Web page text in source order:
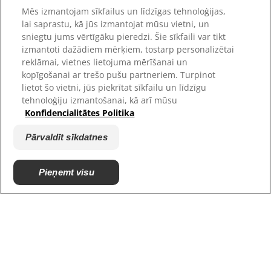
Karjera
Patversmes partneri
All rights reserved.
Mēs izmantojam sīkfailus un līdzīgas tehnoloģijas,
lai saprastu, kā jūs izmantojat mūsu vietni, un
sniegtu jums vērtīgāku pieredzi. Šie sīkfaili var tikt
izmantoti dažādiem mērķiem, tostarp personalizētai
reklāmai, vietnes lietojuma mērīšanai un
kopīgošanai ar trešo pušu partneriem. Turpinot
lietot šo vietni, jūs piekrītat sīkfailu un līdzīgu
tehnoloģiju izmantošanai, kā arī mūsu
Konfidencialitātes Politika
Pārvaldīt sīkdatnes
Pieņemt visu